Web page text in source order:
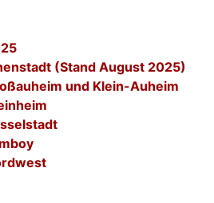
(Stand August 2025)
und Klein-Auheim